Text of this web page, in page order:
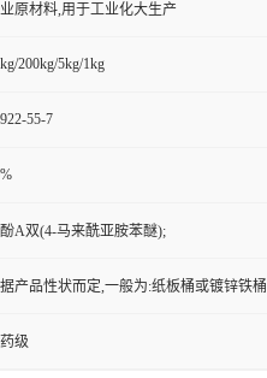
原材料,用于工业化大生产
200kg/5kg/1kg
55-7
A双(4-马来酰亚胺苯醚);
产品性状而定,一般为:纸板桶或镀锌铁桶
级